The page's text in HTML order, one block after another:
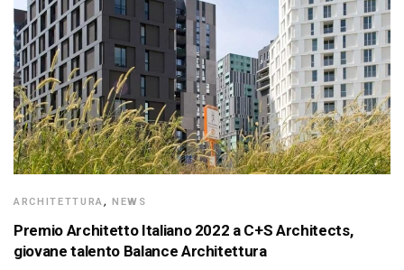
ARCHITETTURA,NEWS
Premio Architetto Italiano 2022 a C+S Architects,
giovane talento Balance Architettura